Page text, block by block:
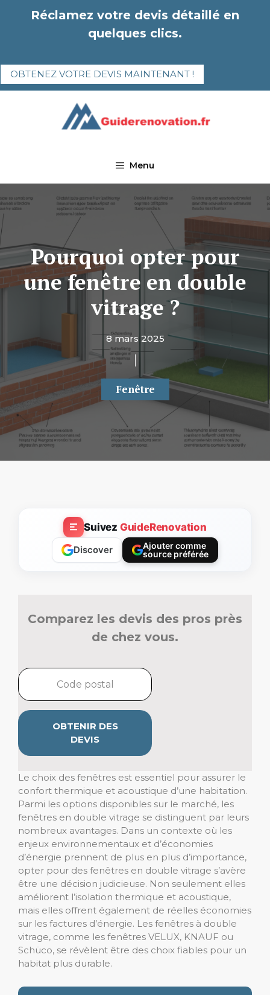
Réclamez votre devis détaillé en
quelques clics.
OBTENEZ VOTRE DEVIS MAINTENANT !
Menu
Pourquoi opter pour
une fenêtre en double
vitrage ?
8 mars 2025
Fenêtre
Suivez GuideRenovation
Discover
Ajouter comme
source préférée
Comparez les devis des pros près
de chez vous.
OBTENIR DES
DEVIS
Le choix des fenêtres est essentiel pour assurer le
confort thermique et acoustique d’une habitation.
Parmi les options disponibles sur le marché, les
fenêtres en double vitrage se distinguent par leurs
nombreux avantages. Dans un contexte où les
enjeux environnementaux et d’économies
d’énergie prennent de plus en plus d’importance,
opter pour des fenêtres en double vitrage s’avère
être une décision judicieuse. Non seulement elles
améliorent l’isolation thermique et acoustique,
mais elles offrent également de réelles économies
sur les factures d’énergie. Les fenêtres à double
vitrage, comme les fenêtres VELUX, KNAUF ou
Schüco, se révèlent être des choix fiables pour un
habitat plus durable.